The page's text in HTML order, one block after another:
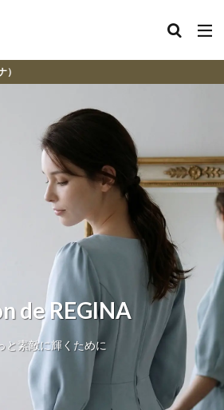
de REGINA
と素敵に輝くために